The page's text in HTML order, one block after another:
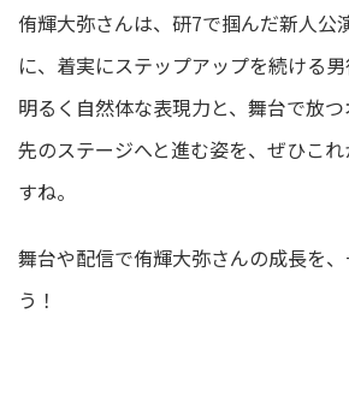
侑輝大弥さんは、研7で掴んだ新人公
に、着実にステップアップを続ける男
明るく自然体な表現力と、舞台で放つ
先のステージへと進む姿を、ぜひこ
すね。
舞台や配信で侑輝大弥さんの成長を
う！